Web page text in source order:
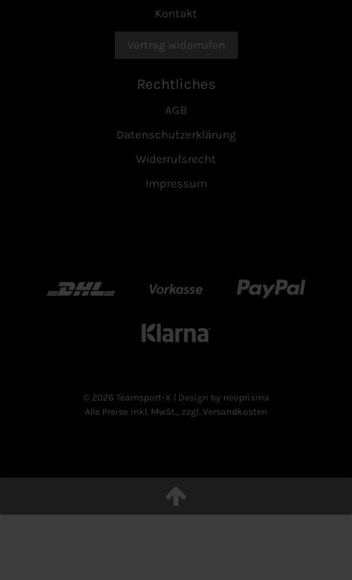
Kontakt
Vertrag widerrufen
Rechtliches
AGB
Datenschutzerklärung
Widerrufsrecht
Impressum
DHL Vorkasse Paypal
Klarn
© 2026 Teamsport-X
| Design by neoprisma
Alle Preise inkl. MwSt., zzgl. Versandkosten